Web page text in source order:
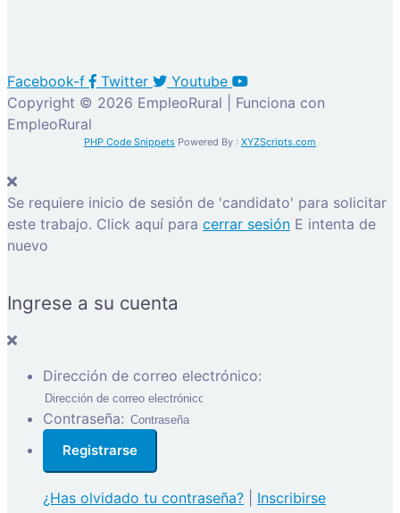
Facebook-f Twitter
Youtube
Copyright © 2026 EmpleoRural | Funciona con
EmpleoRural
PHP Code Snippets Powered By : XYZScripts.com
Se requiere inicio de sesión de 'candidato' para solicitar
este trabajo. Click aquí para cerrar sesión E intenta de
nuevo
Ingrese a su cuenta
Dirección de correo electrónico:
Contraseña:
¿Has olvidado tu contraseña? Inscribirse